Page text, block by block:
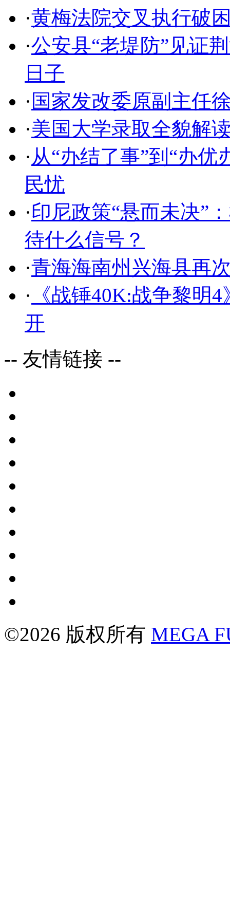
·黄梅法院交叉执行破
·公安县“老堤防”见证
日子
· 国家发改委原副主任
·美国大学录取全貌解
·从“办结了事”到“办
民忧
·印尼政策“悬而未决”
待什么信号？
·青海海南州兴海县再
· 《战锤40K:战争黎明
开
-- 友情链接 --
©2026 版权所有 MEGA